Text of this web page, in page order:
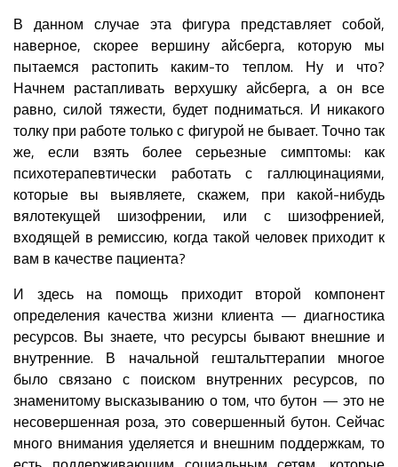
В данном случае эта фигура представляет собой,
наверное, скорее вершину айсберга, которую мы
пытаемся растопить каким-то теплом. Ну и что?
Начнем растапливать верхушку айсберга, а он все
равно, силой тяжести, будет подниматься. И никакого
толку при работе только с фигурой не бывает. Точно так
же, если взять более серьезные симптомы: как
психотерапевтически работать с галлюцинациями,
которые вы выявляете, скажем, при какой-нибудь
вялотекущей шизофрении, или с шизофренией,
входящей в ремиссию, когда такой человек приходит к
вам в качестве пациента?
И здесь на помощь приходит второй компонент
определения качества жизни клиента — диагностика
ресурсов. Вы знаете, что ресурсы бывают внешние и
внутренние. В начальной гештальттерапии многое
было связано с поиском внутренних ресурсов, по
знаменитому высказыванию о том, что бутон — это не
несовершенная роза, это совершенный бутон. Сейчас
много внимания уделяется и внешним поддержкам, то